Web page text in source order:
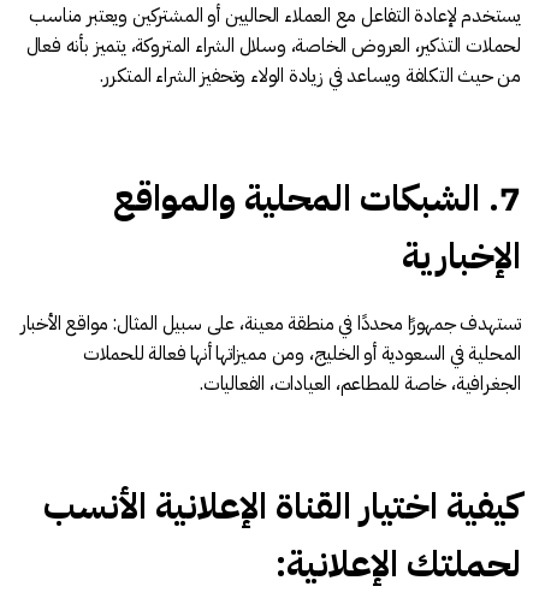
يستخدم لإعادة التفاعل مع العملاء الحاليين أو المشتركين ويعتبر مناسب
لحملات التذكير، العروض الخاصة، وسلال الشراء المتروكة، يتميز بأنه فعال
من حيث التكلفة ويساعد في زيادة الولاء وتحفيز الشراء المتكرر.
7. الشبكات المحلية والمواقع
الإخبارية
تستهدف جمهورًا محددًا في منطقة معينة، على سبيل المثال: مواقع الأخبار
المحلية في السعودية أو الخليج، ومن مميزاتها أنها فعالة للحملات
الجغرافية، خاصة للمطاعم، العيادات، الفعاليات.
كيفية اختيار القناة الإعلانية الأنسب
لحملتك الإعلانية: